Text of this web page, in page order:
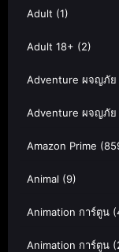
Adult (1)
Adult 18+ (2)
Adventure ผจญภัย
Adventure ผจญภัย
Amazon Prime
Animal (9)
Animation การ์ตูน
Animation การ์ตูน